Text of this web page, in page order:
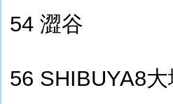
54 澀谷
56 SHIBUYA8